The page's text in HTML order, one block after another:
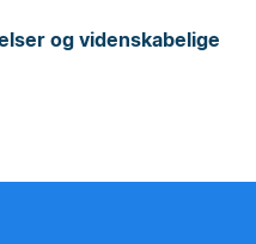
og videnskabelige